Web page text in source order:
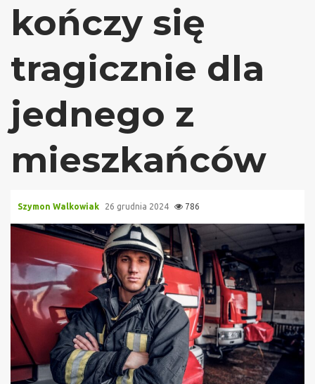
kończy się
tragicznie dla
jednego z
mieszkańców
Szymon Walkowiak 26 grudnia 2024 786